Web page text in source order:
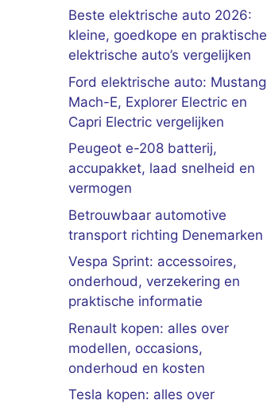
Beste elektrische auto 2026:
kleine, goedkope en praktische
elektrische auto’s vergelijken
Ford elektrische auto: Mustang
Mach-E, Explorer Electric en
Capri Electric vergelijken
Peugeot e-208 batterij,
accupakket, laad snelheid en
vermogen
Betrouwbaar automotive
transport richting Denemarken
Vespa Sprint: accessoires,
onderhoud, verzekering en
praktische informatie
Renault kopen: alles over
modellen, occasions,
onderhoud en kosten
Tesla kopen: alles over